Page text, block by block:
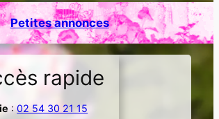
Petites annonces
rapide
:02 54 30 21 15